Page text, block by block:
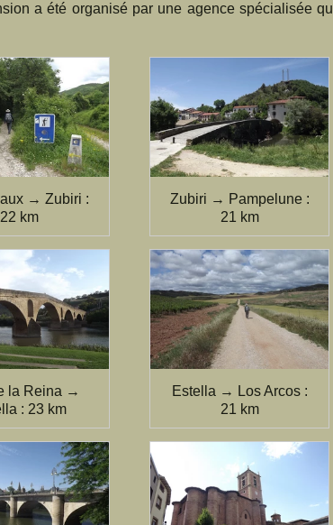
a été organisé par une agence spécialisée
→ Zubiri :
22 km
Zubiri → Pampelune :
21 km
la Reina →
: 23 km
Estella → Los Arcos :
21 km